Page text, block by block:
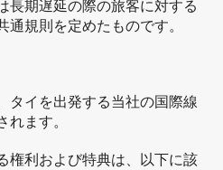
長期遅延の際の旅客に対する
規則を定めたものです。
タイを出発する当社の国際線
ます。
権利および特典は、以下に該